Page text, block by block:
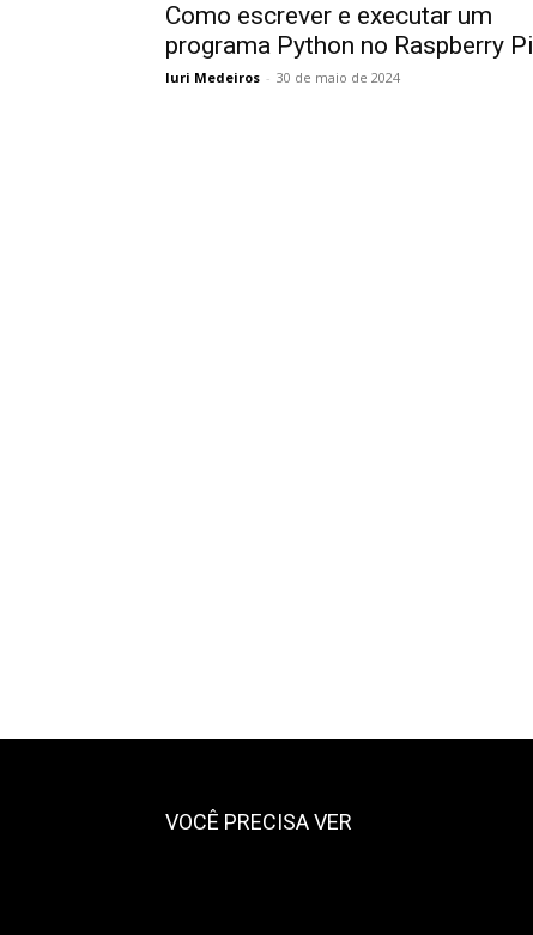
Como escrever e executar um
programa Python no Raspberry Pi
Iuri Medeiros - 30 de maio de 2024
VOCÊ PRECISA VER